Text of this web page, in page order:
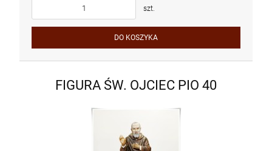
szt.
DO KOSZYKA
FIGURA ŚW. OJCIEC PIO 40